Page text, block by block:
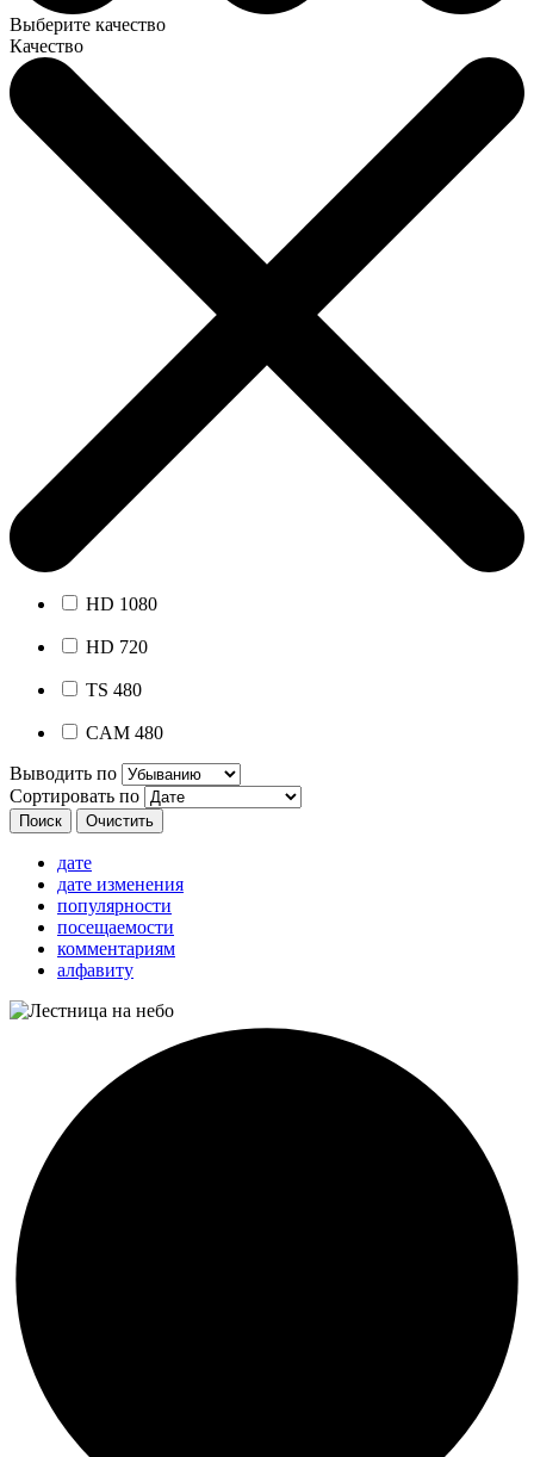
Выберите качество
Качество
HD 1080
HD 720
TS 480
CAM 480
Выводить по
Сортировать по
дате
дате изменения
популярности
посещаемости
комментариям
алфавиту